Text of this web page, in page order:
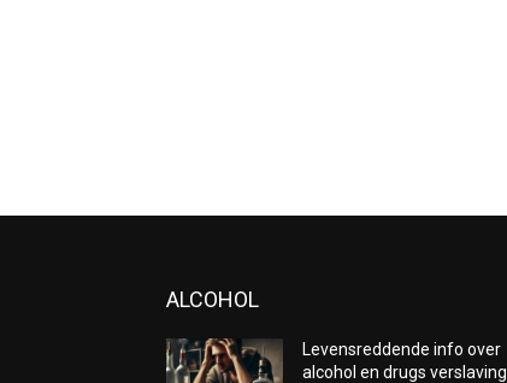
ALCOHOL
Levensreddende info over
alcohol en drugs verslaving